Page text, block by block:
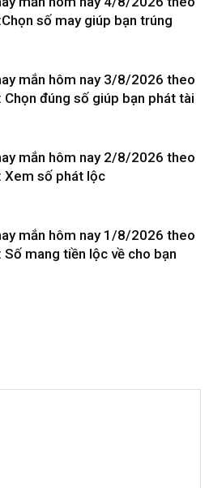
số may giúp bạn trúng
mắn hôm nay 3/8/2026 theo
đúng số giúp bạn phát tài
mắn hôm nay 2/8/2026 theo
Xem số phát lộc
mắn hôm nay 1/8/2026 theo
mang tiền lộc về cho bạn